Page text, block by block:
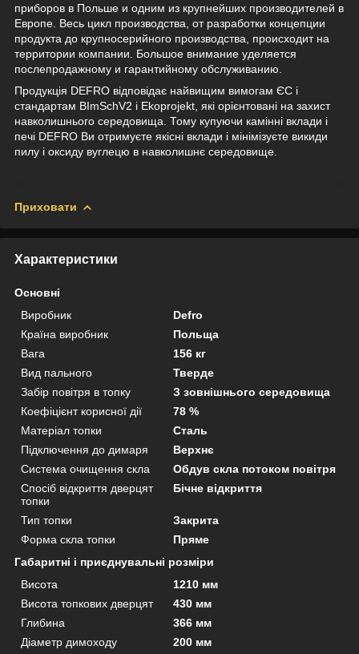
приборов в Польше и одним из крупнейших производителей в
Европе. Весь цикл производства, от разработки концепции
продукта до крупносерийного производства, происходит на
территории компании. Большое внимание уделяется
послепродажному и гарантийному обслуживанию.
Продукція DEFRO відповідає найвищим вимогам ЄС і
стандартам BImSchV2 і Ekoprojekt, які орієнтовані на захист
навколишнього середовища. Тому купуючи камінні вклади і
печі DEFRO Ви отримуєте якісні вклади і мінімізуєте викиди
пилу і оксиду вуглецю в навколишнє середовище.
Приховати
Характеристики
Основні
Виробник
Defro
Країна виробник
Польща
Вага
156 кг
Вид пального
Тверде
Забір повітря в топку
З зовнішнього середовища
Коефіцієнт корисної дії
78 %
Матеріал топки
Сталь
Підключення до димаря
Верхнє
Система очищення скла
Обдув скла потоком повітря
Спосіб відкриття дверцят
топки
Бічне відкриття
Тип топки
Закрита
Форма скла топки
Пряме
Габаритні і приєднувальні розміри
Висота
1210 мм
Висота топкових дверцят
430 мм
Глибина
366 мм
Діаметр димоходу
200 мм